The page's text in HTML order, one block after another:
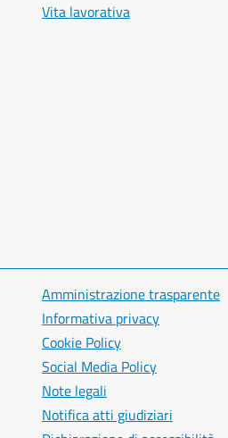
Vita lavorativa
Amministrazione trasparente
Informativa privacy
Cookie Policy
Social Media Policy
Note legali
Notifica atti giudiziari